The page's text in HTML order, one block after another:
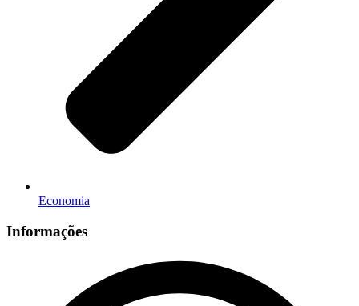
Economia
Informações